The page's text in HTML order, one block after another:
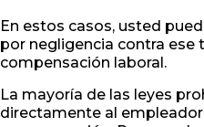
En estos casos, usted
por negligencia contra ese
compensación laboral.
La mayoría de las leyes
directamente al